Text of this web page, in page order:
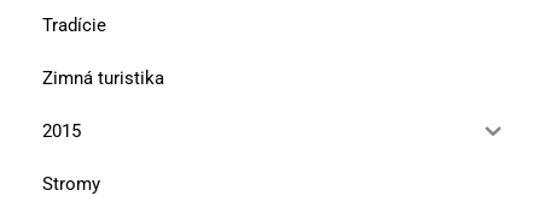
Tradície
Zimná turistika
2015
Stromy